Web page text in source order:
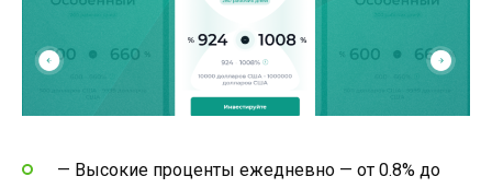
— Высокие проценты ежедневно — от 0.8% до